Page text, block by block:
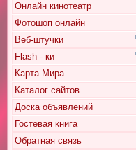
Онлайн кинотеатр
Фотошоп онлайн
Веб-штучки
Flash - ки
Карта Мира
Каталог сайтов
Доска объявлений
Гостевая книга
Обратная связь